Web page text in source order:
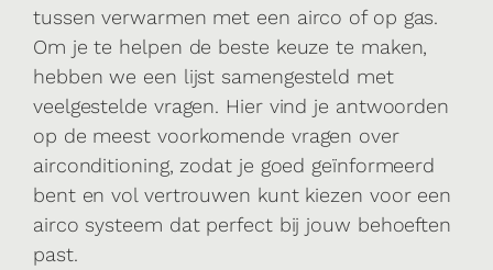
tussen verwarmen met een airco of op gas.
Om je te helpen de beste keuze te maken,
hebben we een lijst samengesteld met
veelgestelde vragen. Hier vind je antwoorden
op de meest voorkomende vragen over
airconditioning, zodat je goed geïnformeerd
bent en vol vertrouwen kunt kiezen voor een
airco systeem dat perfect bij jouw behoeften
past.